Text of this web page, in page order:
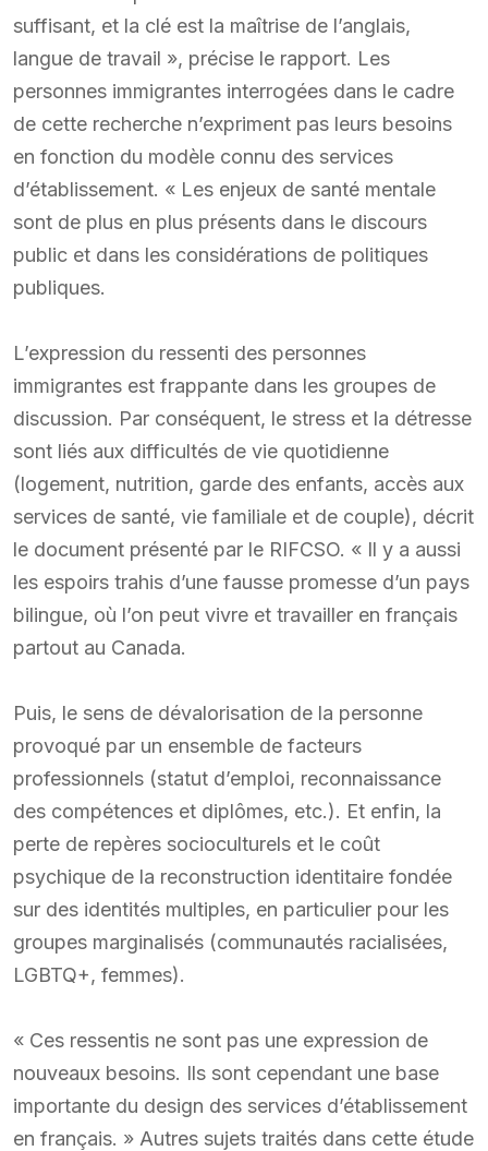
suffisant, et la clé est la maîtrise de l’anglais,
langue de travail », précise le rapport. Les
personnes immigrantes interrogées dans le cadre
de cette recherche n’expriment pas leurs besoins
en fonction du modèle connu des services
d’établissement. « Les enjeux de santé mentale
sont de plus en plus présents dans le discours
public et dans les considérations de politiques
publiques.
L’expression du ressenti des personnes
immigrantes est frappante dans les groupes de
discussion. Par conséquent, le stress et la détresse
sont liés aux difficultés de vie quotidienne
(logement, nutrition, garde des enfants, accès aux
services de santé, vie familiale et de couple), décrit
le document présenté par le RIFCSO. « Il y a aussi
les espoirs trahis d’une fausse promesse d’un pays
bilingue, où l’on peut vivre et travailler en français
partout au Canada.
Puis, le sens de dévalorisation de la personne
provoqué par un ensemble de facteurs
professionnels (statut d’emploi, reconnaissance
des compétences et diplômes, etc.). Et enfin, la
perte de repères socioculturels et le coût
psychique de la reconstruction identitaire fondée
sur des identités multiples, en particulier pour les
groupes marginalisés (communautés racialisées,
LGBTQ+, femmes).
« Ces ressentis ne sont pas une expression de
nouveaux besoins. Ils sont cependant une base
importante du design des services d’établissement
en français. » Autres sujets traités dans cette étude